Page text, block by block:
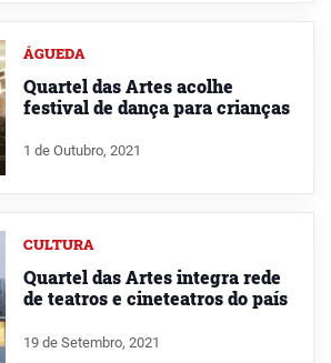
ÁGUEDA
Quartel das Artes acolhe
festival de dança para crianças
1 de Outubro, 2021
CULTURA
Quartel das Artes integra rede
de teatros e cineteatros do país
19 de Setembro, 2021